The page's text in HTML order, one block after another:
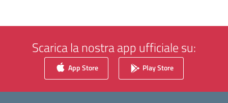
Scarica la nostra app ufficiale su:
App Store Play Store